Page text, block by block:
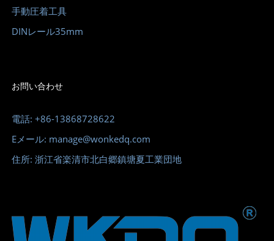
手動圧着工具
DINレール35mm
お問い合わせ
電話: +86-13868728622
Eメール: manage@wonkedq.com
住所: 浙江省楽清市北白郷鎮塘夏工業団地